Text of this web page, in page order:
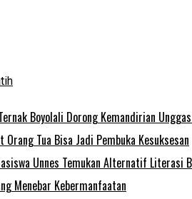
Boyolali Dorong Kemandirian
Tua Bisa Jadi Pembuka Kesuksesan
Unnes Temukan Alternatif Literasi
Menebar Kebermanfaatan